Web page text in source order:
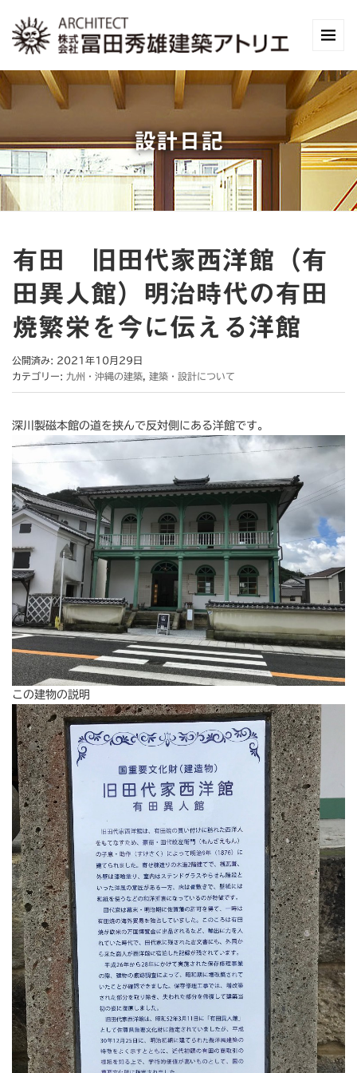
設計日記
有田 旧田代家西洋館（有
田異人館）明治時代の有田
焼繁栄を今に伝える洋館
公開済み: 2021年10月29日
カテゴリー: 九州・沖縄の建築 建築・設計について
深川製磁本館の道を挟んで反対側にある洋館です。
この建物の説明